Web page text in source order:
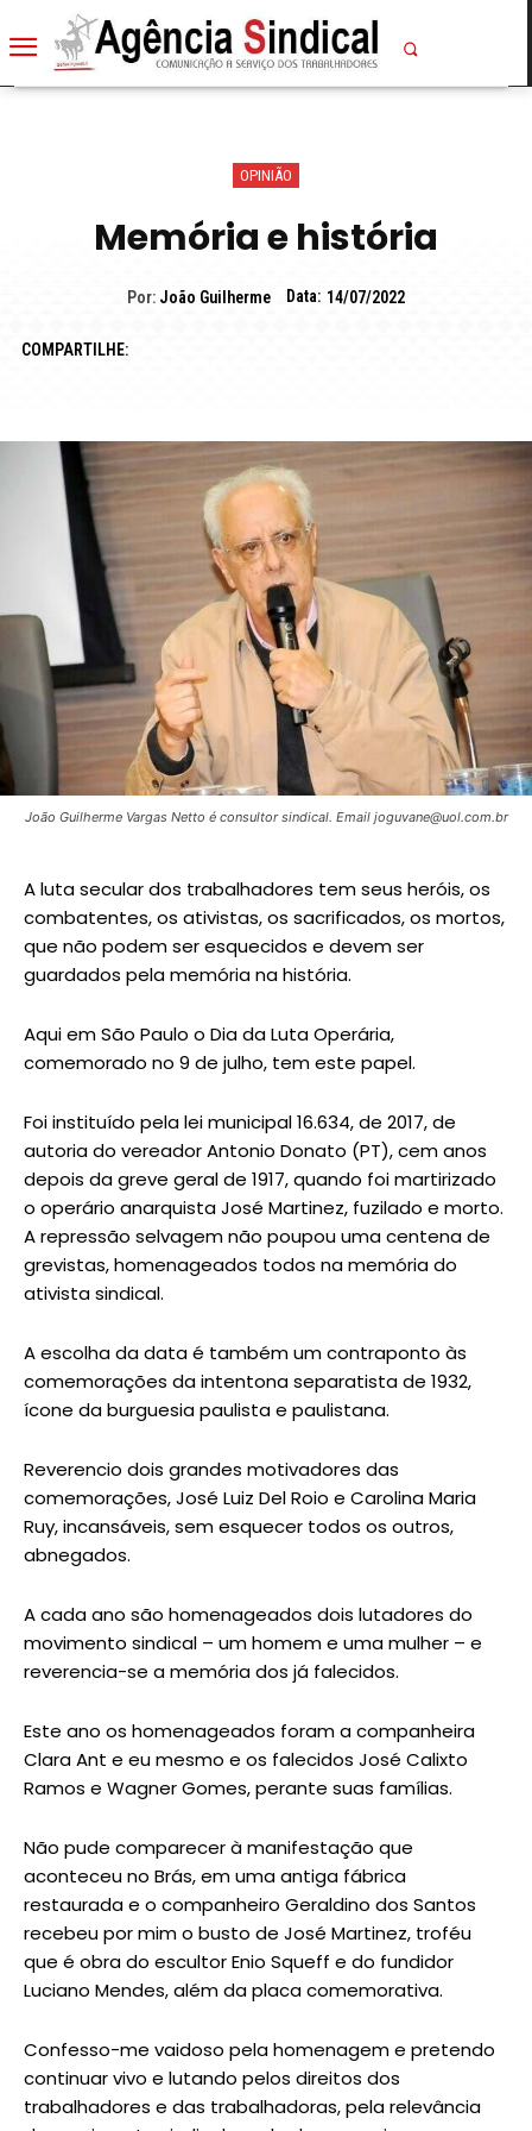
OPINIÃO
Memória e história
Por: João Guilherme Data: 14/07/2022
COMPARTILHE:
João Guilherme Vargas Netto é consultor sindical. Email joguvane@uol.com.br
A luta secular dos trabalhadores tem seus heróis, os
combatentes, os ativistas, os sacrificados, os mortos,
que não podem ser esquecidos e devem ser
guardados pela memória na história.
Aqui em São Paulo o Dia da Luta Operária,
comemorado no 9 de julho, tem este papel.
Foi instituído pela lei municipal 16.634, de 2017, de
autoria do vereador Antonio Donato (PT), cem anos
depois da greve geral de 1917, quando foi martirizado
o operário anarquista José Martinez, fuzilado e morto.
A repressão selvagem não poupou uma centena de
grevistas, homenageados todos na memória do
ativista sindical.
A escolha da data é também um contraponto às
comemorações da intentona separatista de 1932,
ícone da burguesia paulista e paulistana.
Reverencio dois grandes motivadores das
comemorações, José Luiz Del Roio e Carolina Maria
Ruy, incansáveis, sem esquecer todos os outros,
abnegados.
A cada ano são homenageados dois lutadores do
movimento sindical – um homem e uma mulher – e
reverencia-se a memória dos já falecidos.
Este ano os homenageados foram a companheira
Clara Ant e eu mesmo e os falecidos José Calixto
Ramos e Wagner Gomes, perante suas famílias.
Não pude comparecer à manifestação que
aconteceu no Brás, em uma antiga fábrica
restaurada e o companheiro Geraldino dos Santos
recebeu por mim o busto de José Martinez, troféu
que é obra do escultor Enio Squeff e do fundidor
Luciano Mendes, além da placa comemorativa.
Confesso-me vaidoso pela homenagem e pretendo
continuar vivo e lutando pelos direitos dos
trabalhadores e das trabalhadoras, pela relevância